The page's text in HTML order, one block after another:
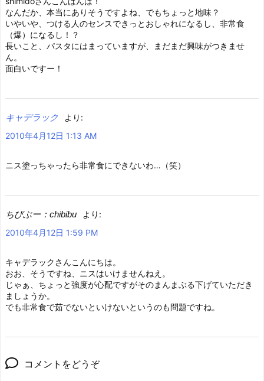
なんだか、本当にありそうですよね、でもちょっと地味？
いやいや、つける人のセンスできっとおしゃれになるし、非常食
（爆）になるし！？
長いこと、パスタにはまっていますが、まだまだ興味がつきませ
ん。
面白いですー！
キャデラック
より:
2010年4月12日 1:13 AM
ニス塗っちゃったら非常食にできないわ…（笑）
ちびぶー：chibibu
より:
2010年4月12日 1:59 PM
キャデラックさんこんにちは。
おお、そうですね、ニスはいけませんねえ。
じゃぁ、ちょっと強度が心配ですがそのまんまぶる下げていただき
ましょうか。
でも非常食で茹でないといけないというのも問題ですね。
コメントをどうぞ